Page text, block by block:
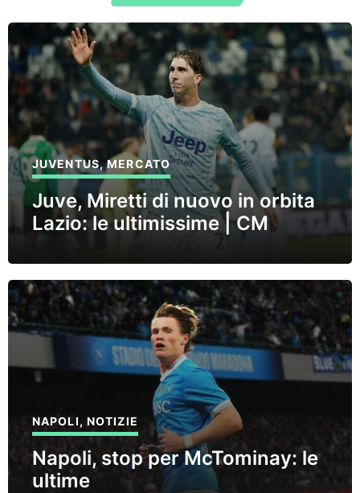
JUVENTUS,MERCATO
Juve, Miretti di nuovo in orbita
Lazio: le ultimissime | CM
NAPOLI, NOTIZIE
Napoli, stop per McTominay: le
ultime